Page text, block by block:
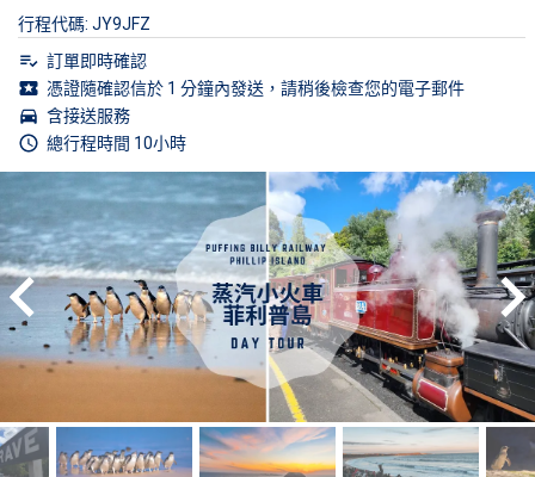
行程代碼: JY9JFZ
訂單即時確認
憑證隨確認信於 1 分鐘內發送，請稍後檢查您的電子郵件
含接送服務
總行程時間 10小時